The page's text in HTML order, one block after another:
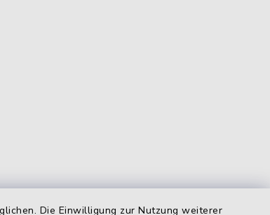
Die Einwilligung zur Nutzung weiterer